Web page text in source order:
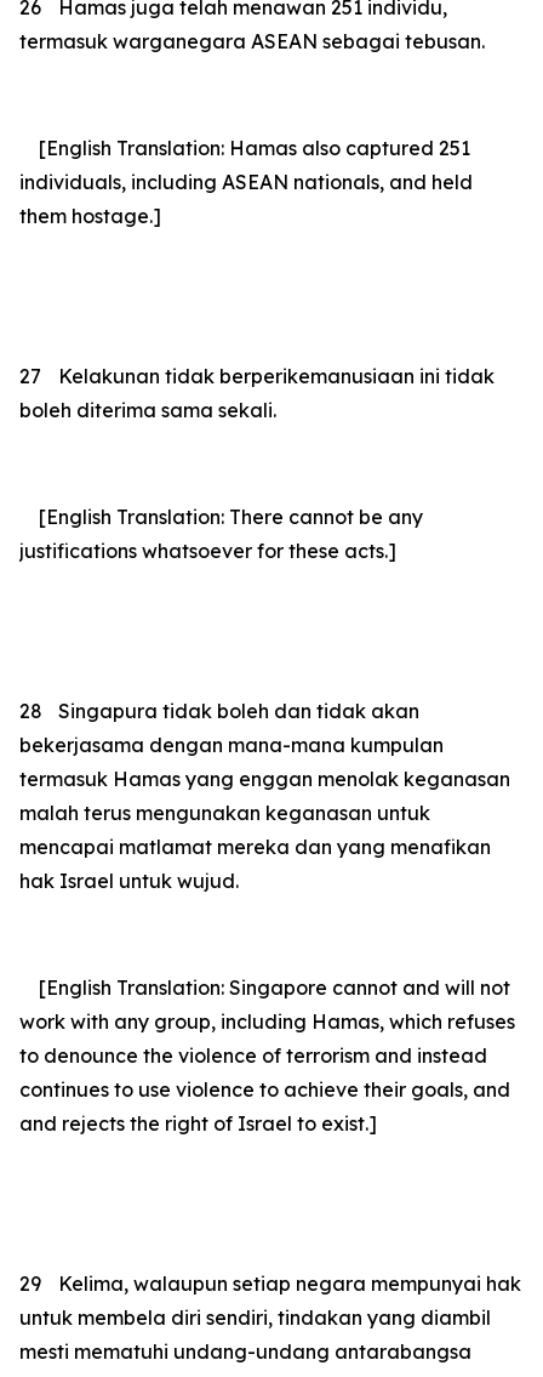
26
Hamas juga telah menawan 251 individu,
termasuk warganegara ASEAN sebagai tebusan.
[English Translation: Hamas also captured 251
individuals, including ASEAN nationals, and held
them hostage.]
27
Kelakunan tidak berperikemanusiaan ini tidak
boleh diterima sama sekali.
[English Translation: There cannot be any
justifications whatsoever for these acts.]
28
Singapura tidak boleh dan tidak akan
bekerjasama dengan mana-mana kumpulan
termasuk Hamas yang enggan menolak keganasan
malah terus mengunakan keganasan untuk
mencapai matlamat mereka dan yang menafikan
hak Israel untuk wujud.
[English Translation: Singapore cannot and will not
work with any group, including Hamas, which refuses
to denounce the violence of terrorism and instead
continues to use violence to achieve their goals, and
and rejects the right of Israel to exist.]
29
Kelima, walaupun setiap negara mempunyai hak
untuk membela diri sendiri, tindakan yang diambil
mesti mematuhi undang-undang antarabangsa